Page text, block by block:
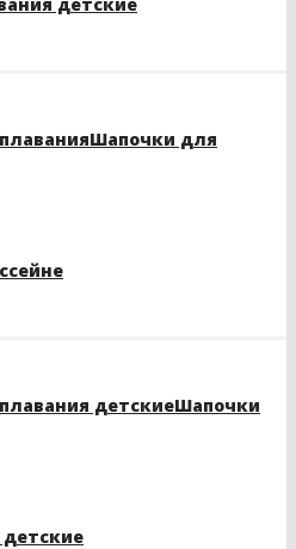
Шапочки для
детскиеШапочки